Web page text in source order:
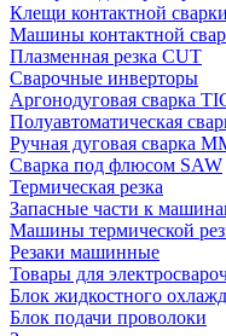
Клещи контактной сварки
Машины контактной
Плазменная резка CUT
Сварочные инверторы
Аргонодуговая сварка
Полуавтоматическая
Ручная дуговая сварка
Сварка под флюсом SAW
Термическая резка
Запасные части к
Машины термической
Резаки машинные
Товары для
Блок жидкостного
Блок подачи проволоки